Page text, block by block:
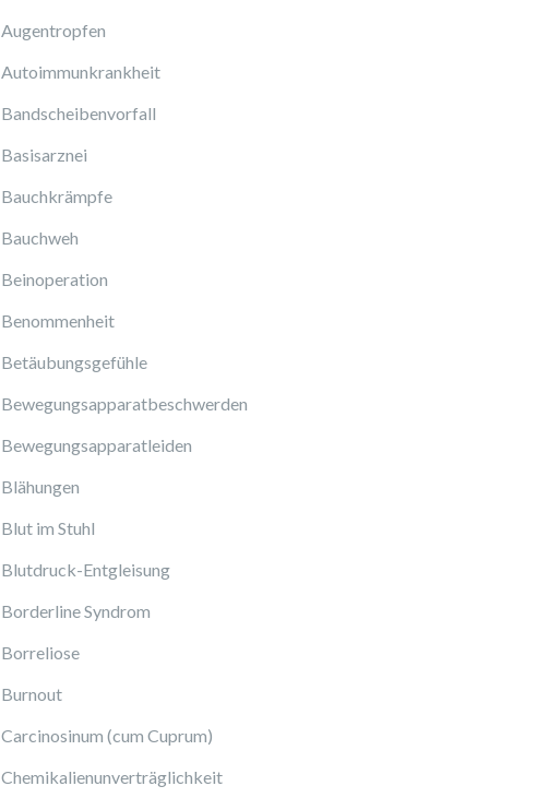
Augentropfen
Autoimmunkrankheit
Bandscheibenvorfall
Basisarznei
Bauchkrämpfe
Bauchweh
Beinoperation
Benommenheit
Betäubungsgefühle
Bewegungsapparatbeschwerden
Bewegungsapparatleiden
Blähungen
Blut im Stuhl
Blutdruck-Entgleisung
Borderline Syndrom
Borreliose
Burnout
Carcinosinum (cum Cuprum)
Chemikalienunverträglichkeit